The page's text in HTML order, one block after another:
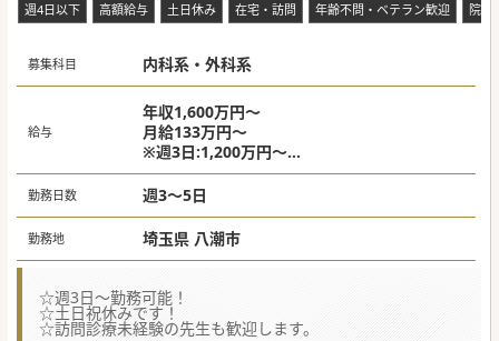
週4日以下 高額給与 土日休み 在宅・訪問 年齢不問・ベテラン歓迎 院長
募集科目 内科系・外科系
給与
年収1,600万円～
月給133万円～
※週3日:1,200万円～
※週5日：2,000万円～
勤務日数 週3～5日
勤務地 埼玉県 八潮市
☆週3日～勤務可能！
☆土日祝休みです！
☆訪問診療未経験の先生も歓迎します。